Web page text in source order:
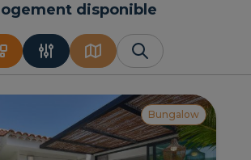
logement disponible
Bungalow